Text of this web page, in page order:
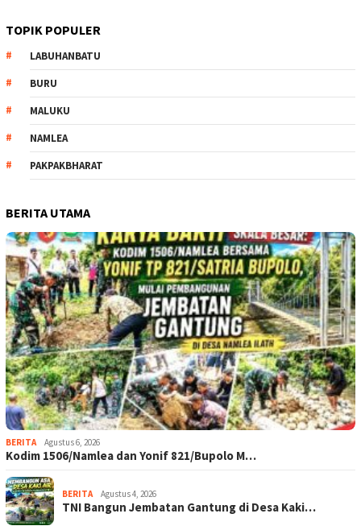
TOPIK POPULER
LABUHANBATU
BURU
MALUKU
NAMLEA
PAKPAKBHARAT
BERITA UTAMA
BERITA Agustus 6, 2026
Kodim 1506/Namlea dan Yonif 821/Bupolo M…
BERITA Agustus 4, 2026
TNI Bangun Jembatan Gantung di Desa Kaki…